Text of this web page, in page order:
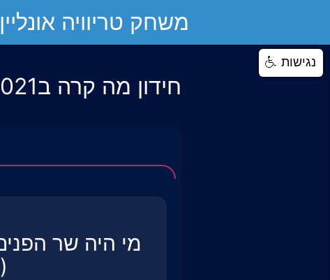
משחק טריוויה אונליין
חידון מה קרה ב2021
(2021)?
נגישות